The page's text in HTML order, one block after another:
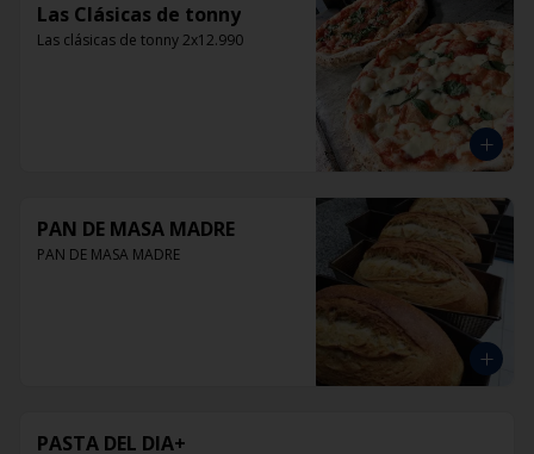
Las Clásicas de tonny
Las clásicas de tonny 2x12.990
PAN DE MASA MADRE
PAN DE MASA MADRE
PASTA DEL DIA+